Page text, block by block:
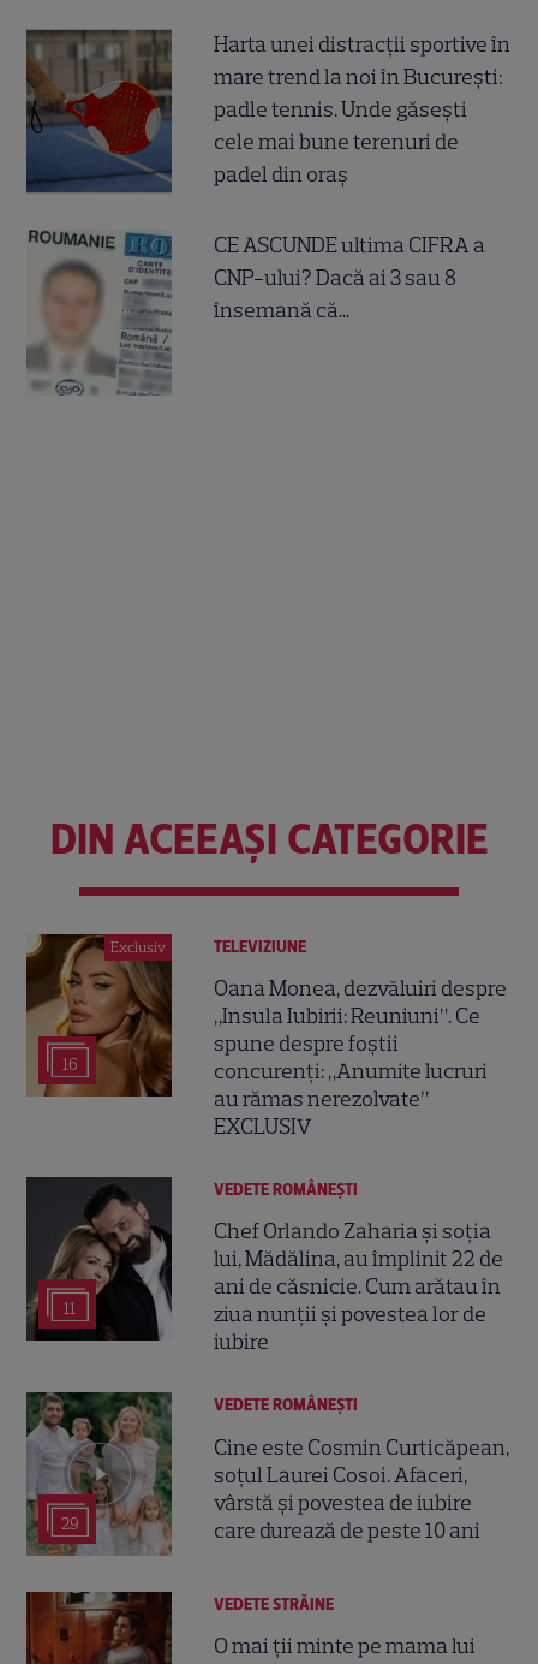
Harta unei distracții sportive în
mare trend la noi în București:
padle tennis. Unde găsești
cele mai bune terenuri de
padel din oraș
CE ASCUNDE ultima CIFRA a
CNP-ului? Dacă ai 3 sau 8
însemană că...
DIN ACEEAȘI CATEGORIE
Exclusiv
16
TELEVIZIUNE
Oana Monea, dezvăluiri despre
„Insula Iubirii: Reuniuni”. Ce
spune despre foștii
concurenți: „Anumite lucruri
au rămas nerezolvate”
EXCLUSIV
11
VEDETE ROMÂNEŞTI
Chef Orlando Zaharia și soția
lui, Mădălina, au împlinit 22 de
ani de căsnicie. Cum arătau în
ziua nunții și povestea lor de
iubire
29
VEDETE ROMÂNEŞTI
Cine este Cosmin Curticăpean,
soțul Laurei Cosoi. Afaceri,
vârstă și povestea de iubire
care durează de peste 10 ani
VEDETE STRĂINE
O mai ții minte pe mama lui